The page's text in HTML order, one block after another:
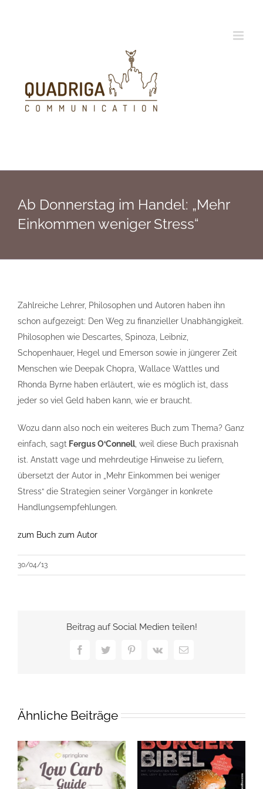
Ab Donnerstag im Handel: „Mehr
Einkommen weniger Stress“
Zahlreiche Lehrer, Philosophen und Autoren haben ihn
schon aufgezeigt: Den Weg zu finanzieller Unabhängigkeit.
Philosophen wie Descartes, Spinoza, Leibniz,
Schopenhauer, Hegel und Emerson sowie in jüngerer Zeit
Menschen wie Deepak Chopra, Wallace Wattles und
Rhonda Byrne haben erläutert, wie es möglich ist, dass
jeder so viel Geld haben kann, wie er braucht.
Wozu dann also noch ein weiteres Buch zum Thema? Ganz
einfach, sagt Fergus O‘Connell, weil diese Buch praxisnah
ist. Anstatt vage und mehrdeutige Hinweise zu liefern,
übersetzt der Autor in „Mehr Einkommen bei weniger
Stress“ die Strategien seiner Vorgänger in konkrete
Handlungsempfehlungen.
zum Buch zum Autor
30/04/13
Beitrag auf Social Medien teilen!
FacebookTwitterPinterest
Vk
E-
Ähnliche Beiträge